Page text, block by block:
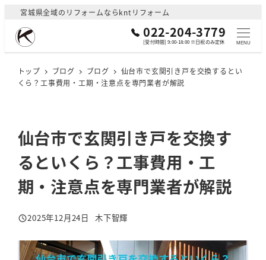
コ
宮城県全域のリフォームならkntリフォーム
022-204-3779
[受付時間] 9:00-18:00 ※日祝のみ定休 MENU
トップ ブログ ブログ
仙台市で玄関引き戸を交換するとい
くら？工事費用・工期・注意点を専門業者が解説
仙台市で玄関引き戸を交換す
るといくら？工事費用・工
期・注意点を専門業者が解説
投稿日
2025年12月24日
著
木下智輝